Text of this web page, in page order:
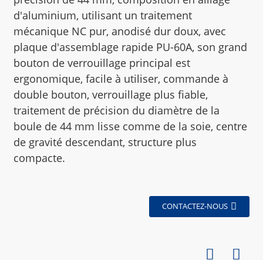
d'aluminium, utilisant un traitement
mécanique NC pur, anodisé dur doux, avec
plaque d'assemblage rapide PU-60A, son grand
bouton de verrouillage principal est
ergonomique, facile à utiliser, commande à
double bouton, verrouillage plus fiable,
traitement de précision du diamètre de la
boule de 44 mm lisse comme de la soie, centre
de gravité descendant, structure plus
compacte.
CONTACTEZ-NOUS